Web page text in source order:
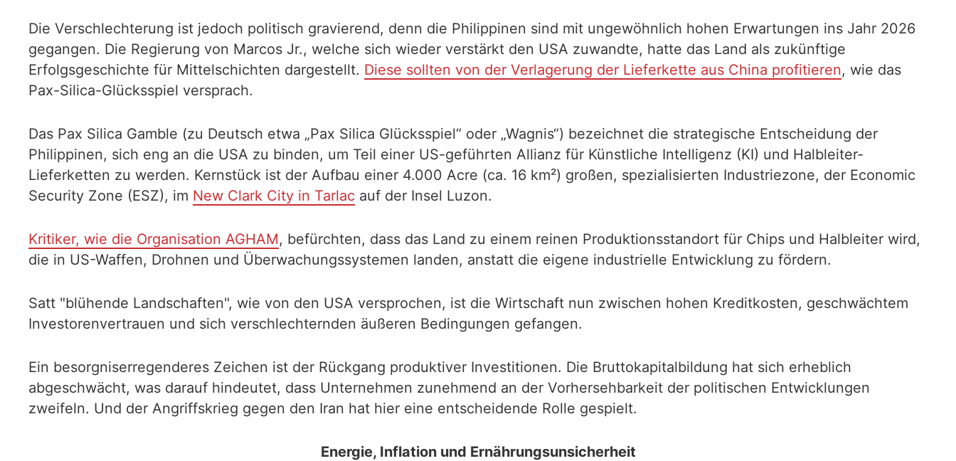
Die Verschlechterung ist jedoch politisch gravierend, denn die Philippinen sind mit ungewöhnlich hohen Erwartungen ins Jahr 2026
gegangen. Die Regierung von Marcos Jr., welche sich wieder verstärkt den USA zuwandte, hatte das Land als zukünftige
Erfolgsgeschichte für Mittelschichten dargestellt. Diese sollten von der Verlagerung der Lieferkette aus China profitieren, wie das
Pax-Silica-Glücksspiel versprach.
Das Pax Silica Gamble (zu Deutsch etwa „Pax Silica Glücksspiel“ oder „Wagnis“) bezeichnet die strategische Entscheidung der
Philippinen, sich eng an die USA zu binden, um Teil einer US-geführten Allianz für Künstliche Intelligenz (KI) und Halbleiter-
Lieferketten zu werden. Kernstück ist der Aufbau einer 4.000 Acre (ca. 16 km²) großen, spezialisierten Industriezone, der Economic
Security Zone (ESZ), im New Clark City in Tarlac auf der Insel Luzon.
Kritiker, wie die Organisation AGHAM, befürchten, dass das Land zu einem reinen Produktionsstandort für Chips und Halbleiter wird,
die in US-Waffen, Drohnen und Überwachungssystemen landen, anstatt die eigene industrielle Entwicklung zu fördern.
Satt "blühende Landschaften", wie von den USA versprochen, ist die Wirtschaft nun zwischen hohen Kreditkosten, geschwächtem
Investorenvertrauen und sich verschlechternden äußeren Bedingungen gefangen.
Ein besorgniserregenderes Zeichen ist der Rückgang produktiver Investitionen. Die Bruttokapitalbildung hat sich erheblich
abgeschwächt, was darauf hindeutet, dass Unternehmen zunehmend an der Vorhersehbarkeit der politischen Entwicklungen
zweifeln. Und der Angriffskrieg gegen den Iran hat hier eine entscheidende Rolle gespielt.
Energie, Inflation und Ernährungsunsicherheit